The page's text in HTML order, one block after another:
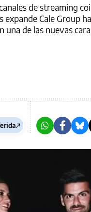
de streaming
Cale Group
una de las nuevas